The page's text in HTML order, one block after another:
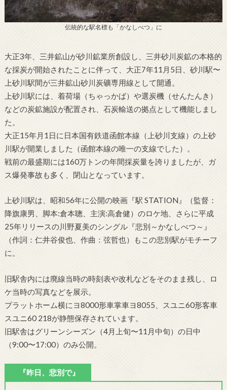
伝統的な駅名標も「かなしべつ」に
大正3年、三井鉱山が砂川鉱業所創設し、三井砂川炭鉱の本格的
な採炭が開始されたことに伴って、大正7年11月5日、砂川駅〜
上砂川駅間が三井鉱山砂川炭礦専用線として開通。
上砂川駅には、着荷場（ちゃっかば）や選炭機（せんたんき）
などの炭鉱施設が配置され、石炭輸送の拠点として機能しまし
た。
大正15年月1日に日本国有鉄道函館本線（上砂川支線）の上砂
川駅が開業しました（函館本線の唯一の支線でした）。
戦前の最盛期には160万トンの年間採炭量を誇りましたが、ガ
ス爆発事故も多く、閉山となっています。
上砂川駅は、昭和56年に公開の映画『駅 STATION』（監督：
降旗康男、脚本:倉本聰、主演:高倉健）のロケ地、さらに平成
25年リリースの川野夏美のシングル『悲別～かなしべつ～』
（作詞：仁井谷俊也、作曲：弦哲也）もこの悲別駅がモチーフ
に。
旧駅舎内には廃線当時の時刻表や改札などをそのまま残し、ロ
ケ当時の写真などを展示。
プラットホーム横にヨ8000形車掌車ヨ8055、スユニ60形客車
スユニ60 218が静態保存されています。
旧駅舎はグリーンシーズン（4月上旬〜11月中旬）の日中
（9:00〜17:00）のみ公開。
『昨日、悲別で』